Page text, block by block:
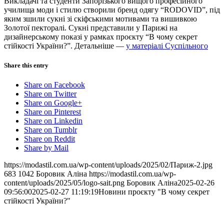
училища моди і стилю створили бренд одягу “RODOVID”, під
яким зшили сукні зі скіфськими мотивами та вишивкою
Золотої пекторалі. Сукні представили у Парижі на
дизайнерському показі у рамках проєкту “В чому секрет
стійкості України?”. Детальніше — у матеріалі Суспільного
Share this entry
Share on Facebook
Share on Twitter
Share on Google+
Share on Pinterest
Share on Linkedin
Share on Tumblr
Share on Reddit
Share by Mail
https://modastil.com.ua/wp-content/uploads/2025/02/Париж-2.jpg
683 1042 Боровик Аліна https://modastil.com.ua/wp-
content/uploads/2025/05/logo-sait.png Боровик Аліна2025-02-26
09:56:002025-02-27 11:19:19Новини проєкту "В чому секрет
стійкості України?"